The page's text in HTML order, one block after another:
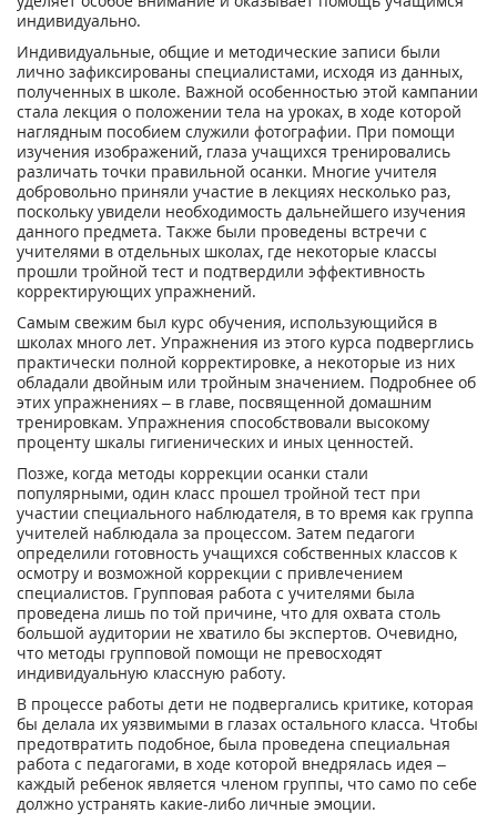
индивидуально.
Индивидуальные, общие и методические записи были
лично зафиксированы специалистами, исходя из данных,
полученных в школе. Важной особенностью этой кампании
стала лекция о положении тела на уроках, в ходе которой
наглядным пособием служили фотографии. При помощи
изучения изображений, глаза учащихся тренировались
различать точки правильной осанки. Многие учителя
добровольно приняли участие в лекциях несколько раз,
поскольку увидели необходимость дальнейшего изучения
данного предмета. Также были проведены встречи с
учителями в отдельных школах, где некоторые классы
прошли тройной тест и подтвердили эффективность
корректирующих упражнений.
Самым свежим был курс обучения, использующийся в
школах много лет. Упражнения из этого курса подверглись
практически полной корректировке, а некоторые из них
обладали двойным или тройным значением. Подробнее об
этих упражнениях – в главе, посвященной домашним
тренировкам. Упражнения способствовали высокому
проценту шкалы гигиенических и иных ценностей.
Позже, когда методы коррекции осанки стали
популярными, один класс прошел тройной тест при
участии специального наблюдателя, в то время как группа
учителей наблюдала за процессом. Затем педагоги
определили готовность учащихся собственных классов к
осмотру и возможной коррекции с привлечением
специалистов. Групповая работа с учителями была
проведена лишь по той причине, что для охвата столь
большой аудитории не хватило бы экспертов. Очевидно,
что методы групповой помощи не превосходят
индивидуальную классную работу.
В процессе работы дети не подвергались критике, которая
бы делала их уязвимыми в глазах остального класса. Чтобы
предотвратить подобное, была проведена специальная
работа с педагогами, в ходе которой внедрялась идея –
каждый ребенок является членом группы, что само по себе
должно устранять какие-либо личные эмоции.